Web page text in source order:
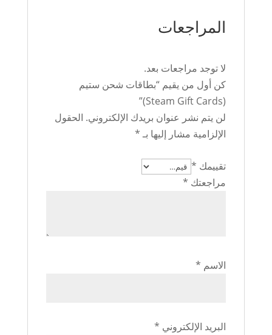
المراجعات
لا توجد مراجعات بعد.
كن أول من يقيم “بطاقات شحن ستيم
(Steam Gift Cards)”
لن يتم نشر عنوان بريدك الإلكتروني. الحقول
الإلزامية مشار إليها بـ*
تقييمك *
مراجعتك *
الاسم *
البريد الإلكتروني *